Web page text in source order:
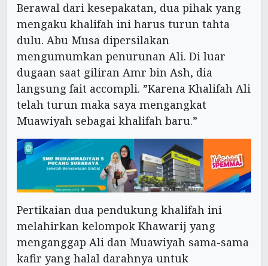
Berawal dari kesepakatan, dua pihak yang
mengaku khalifah ini harus turun tahta
dulu. Abu Musa dipersilakan
mengumumkan penurunan Ali. Di luar
dugaan saat giliran Amr bin Ash, dia
langsung fait accompli. ”Karena Khalifah Ali
telah turun maka saya mengangkat
Muawiyah sebagai khalifah baru.”
Pertikaian dua pendukung khalifah ini
melahirkan kelompok Khawarij yang
menganggap Ali dan Muawiyah sama-sama
kafir yang halal darahnya untuk